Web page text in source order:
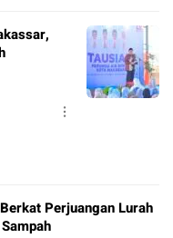
Perjuangan Lurah